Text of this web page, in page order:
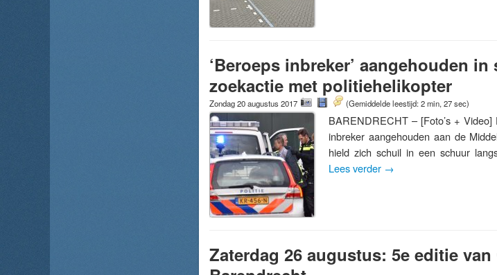
‘Beroeps inbreker’ aangehouden
zoekactie met politiehelikopter
Zondag 20 augustus 2017 (Gemiddelde leestijd: 2 min, 27 sec)
BARENDRECHT – [Foto’s +
inbreker aangehouden aan de
hield zich schuil in een schuur
Lees verder →
Zaterdag 26 augustus: 5e editie van